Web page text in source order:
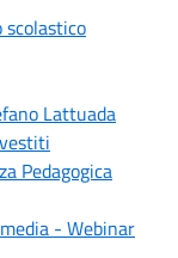
scolastico
Lattuada
Pedagogica
- Webinar